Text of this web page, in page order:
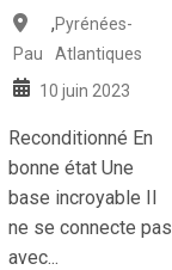
Pau
,Pyrénées-
Atlantiques
10 juin 2023
Reconditionné En
bonne état Une
base incroyable Il
ne se connecte pas
avec...